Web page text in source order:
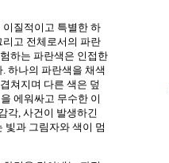
질적이고 특별한 하
고 전체로서의 파란
하는 파란색은 인접한
하나의 파란색을 채색
쳐지며 다른 색은 덮
에워싸고 무수한 이
각, 사건이 발생하긴
빛과 그림자와 색이 멈